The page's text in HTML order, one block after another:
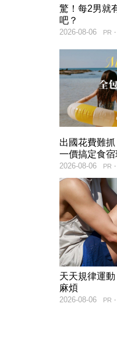
驚！每2男就
吧？
PR
2026-08-06
出國花費難抓
一價搞定食宿
PR
2026-08-06
天天規律運
麻煩
PR
2026-08-06